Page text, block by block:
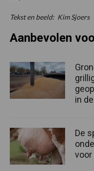
Tekst en beeld: Kim Sjoers
Aanbevolen
in
De